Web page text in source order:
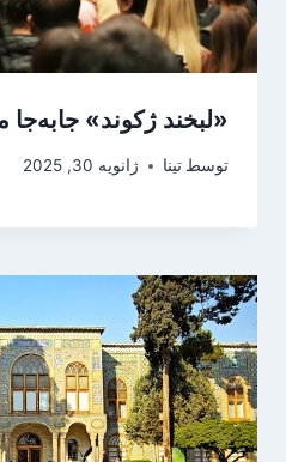
«لبخند ژکوند» جابه‌جا
توسط تینا ژانویه 30, 2025